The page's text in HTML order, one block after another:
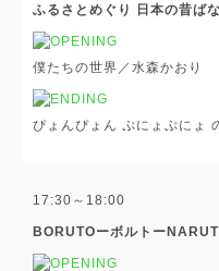
ふるさとめぐり 日本の昔ば
僕たちの世界／水森かおり
ぴょんぴょん ぷにょぷにょ
17:30～18:00
BORUTOーボルトー